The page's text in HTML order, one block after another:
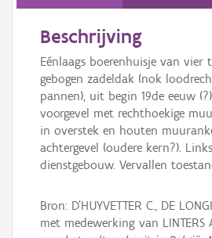
Beschrijving
Eénlaags boerenhuisje van vier
gebogen zadeldak (nok
pannen), uit begin 19de eeuw
voorgevel met rechthoekige
in overstek en houten
achtergevel (oudere kern?).
dienstgebouw. Vervallen
Bron: D'HUYVETTER C., DE
met medewerking van LINTERS